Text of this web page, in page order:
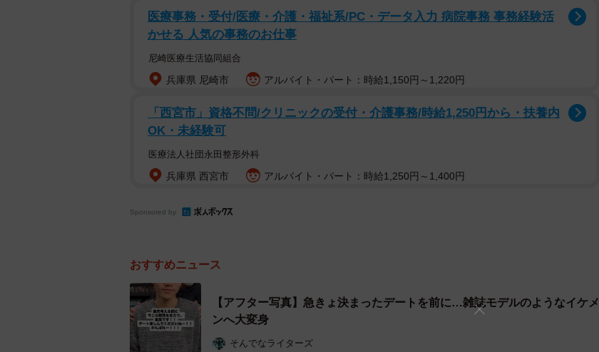
緊急事態 本日急遽デートに 「自分じゃ絶対に出来ないセットにして欲しい」とオーダーした来店直後の様子
ンスを絶対に無駄にしたくない」という思いが伝わってきたため、大月さんも本気で向き合
うことを決めたそうです。
医療事務・受付/医療・介護・福祉系/PC・データ入力 病院事務 事務経験活
かせる 人気の事務のお仕事
尼崎医療生活協同組合
兵庫県 尼崎市 アルバイト・パート：時給1,150円～1,220円
「西宮市」資格不問/クリニックの受付・介護事務/時給1,250円から・扶養内
OK・未経験可
医療法人社団永田整形外科
兵庫県 西宮市 アルバイト・パート：時給1,250円～1,400円
Sponsored by
おすすめニュース
【アフター写真】急きょ決まったデートを前に…雑誌モデルのようなイケメ
ンへ大変身
そんでなライターズ